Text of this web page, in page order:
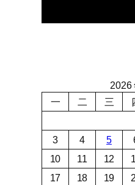
2026
一
二 三
3
4 5
10
11 12
17
18 19